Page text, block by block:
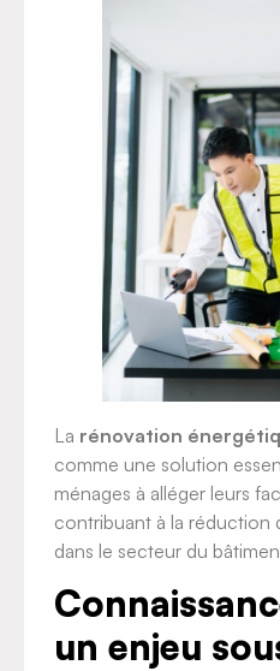
La rénovation
comme une solution
ménages à alléger leurs
contribuant à la réduction
dans le secteur du
un enjeu